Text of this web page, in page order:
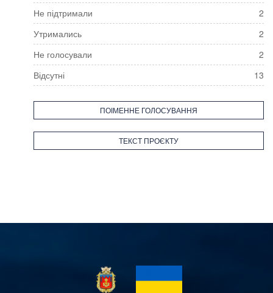
Не підтримали
2
Утримались
2
Не голосували
2
Відсутні
13
ПОІМЕННЕ ГОЛОСУВАННЯ
ТЕКСТ ПРОЄКТУ